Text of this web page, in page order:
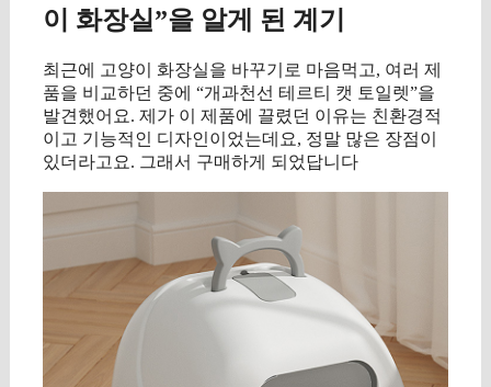
이 화장실”을 알게 된 계기
최근에 고양이 화장실을 바꾸기로 마음먹고, 여러 제
품을 비교하던 중에 “개과천선 테르티 캣 토일렛”을
발견했어요. 제가 이 제품에 끌렸던 이유는 친환경적
이고 기능적인 디자인이었는데요, 정말 많은 장점이
있더라고요. 그래서 구매하게 되었답니다